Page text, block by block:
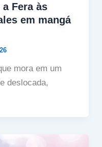
Fera às
em mangá
mora em um
deslocada,